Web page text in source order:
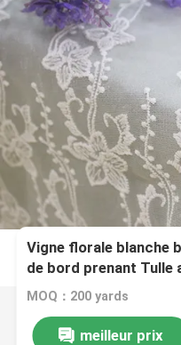
Vigne florale blanche
de bord prenant Tulle
mariée
MOQ：200 yards
meilleur prix